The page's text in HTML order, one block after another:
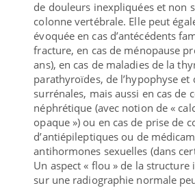
de douleurs inexpliquées et non
colonne vertébrale. Elle peut
évoquée en cas d’antécédents
fracture, en cas de ménopause
ans), en cas de maladies de la
parathyroïdes, de l’hypophyse et
surrénales, mais aussi en cas de
néphrétique (avec notion de «
opaque ») ou en cas de prise de
d’antiépileptiques ou de
antihormones sexuelles (dans
Un aspect « flou » de la structure
sur une radiographie normale